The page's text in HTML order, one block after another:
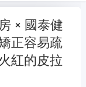
× 國泰健
正容易疏
紅的皮拉